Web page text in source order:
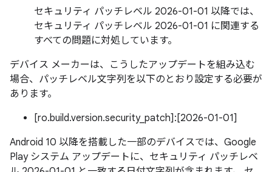
セキュリティ パッチレベル 2026-01-01 以降では、
セキュリティ パッチレベル 2026-01-01 に関連する
すべての問題に対処しています。
デバイス メーカーは、こうしたアップデートを組み込む
場合、パッチレベル文字列を以下のとおり設定する必要が
あります。
[ro.build.version.security_patch]:[2026-01-01]
Android 10 以降を搭載した一部のデバイスでは、Google
Play システム アップデートに、セキュリティ パッチレベ